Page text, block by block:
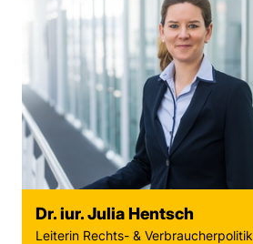
Dr. iur. Julia Hentsch
Leiterin Rechts- & Verbraucherpolitik